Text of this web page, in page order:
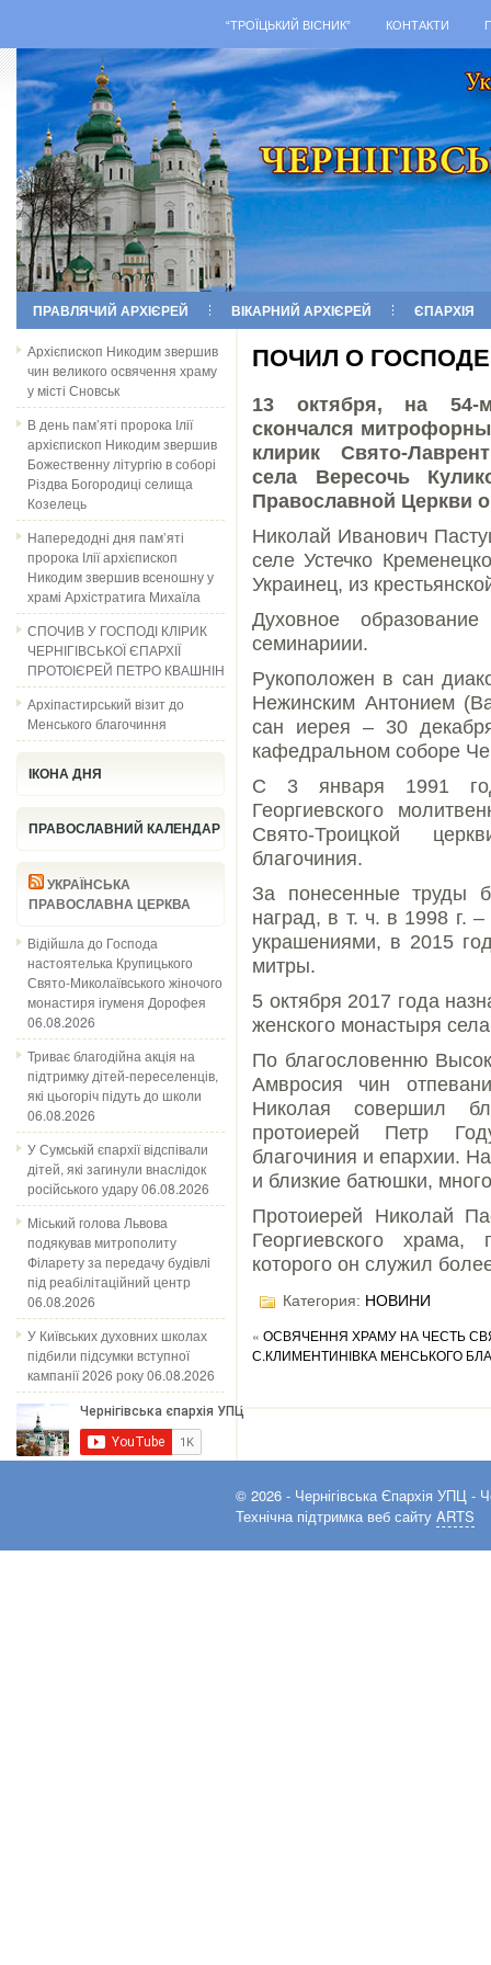
“ТРОЇЦЬКИЙ ВІСНИК” КОНТАКТИ
ПРАВЛЯЧИЙ АРХІЄРЕЙ ВІКАРНИЙ АРХІЄРЕЙ ЄПАРХІЯ
Архієпископ Никодим звершив
чин великого освячення храму
у місті Сновськ
В день пам’яті пророка Ілії
архієпископ Никодим звершив
Божественну літургію в соборі
Різдва Богородиці селища
Козелець
Напередодні дня пам’яті
пророка Ілії архієпископ
Никодим звершив всеношну у
храмі Архістратига Михаїла
СПОЧИВ У ГОСПОДІ КЛІРИК
ЧЕРНІГІВСЬКОЇ ЄПАРХІЇ
ПРОТОІЄРЕЙ ПЕТРО КВАШНІН
Архіпастирський візит до
Менського благочиння
ІКОНА ДНЯ
ПРАВОСЛАВНИЙ КАЛЕНДАР
УКРАЇНСЬКА
ПРАВОСЛАВНА ЦЕРКВА
Відійшла до Господа
настоятелька Крупицького
Свято-Миколаївського жіночого
монастиря ігуменя Дорофея
06.08.2026
Триває благодійна акція на
підтримку дітей-переселенців,
які цьогоріч підуть до школи
06.08.2026
У Сумській єпархії відспівали
дітей, які загинули внаслідок
російського удару06.08.2026
Міський голова Львова
подякував митрополиту
Філарету за передачу будівлі
під реабілітаційний центр
06.08.2026
У Київських духовних школах
підбили підсумки вступної
кампанії 2026 року06.08.2026
ПОЧИЛ О ГОСПОДЕ
13 октября, на 54-
скончался
клирик Свято-
села Вересочь
Православной Церкви
Николай Иванович
селе Устечко
Украинец, из
Духовное
семинариии.
Рукоположен в сан
Нежинским Антонием
сан иерея – 30
кафедральном соборе
С 3 января 1991
Георгиевского
Свято-Троицкой
благочиния.
За понесенные труды
наград, в т. ч. в 1998 г.
украшениями, в 2015
митры.
5 октября 2017 года
женского монастыря
По благословенню
Амвросия чин
Николая совершил
протоиерей Петр
благочиния и епархии.
и близкие батюшки,
Протоиерей Николай
Георгиевского
которого он служил
Категория: НОВИНИ
« ОСВЯЧЕННЯ ХРАМУ НА ЧЕСТЬ
С.КЛИМЕНТИНІВКА МЕНСЬКОГО
© 2026 - Чернігівська Єпархія УПЦ -
Технічна підтримка веб сайту ARTS